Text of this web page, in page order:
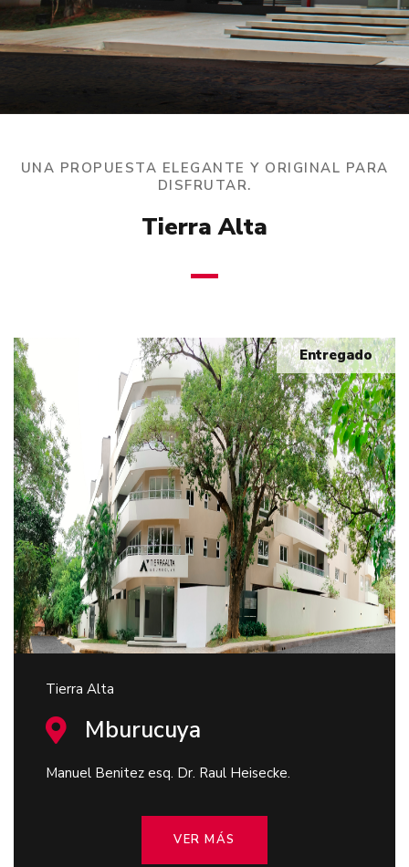
UNA PROPUESTA ELEGANTE Y ORIGINAL PARA
DISFRUTAR.
Tierra Alta
Entregado
Tierra Alta
Mburucuya
Manuel Benitez esq. Dr. Raul Heisecke.
VER MÁS